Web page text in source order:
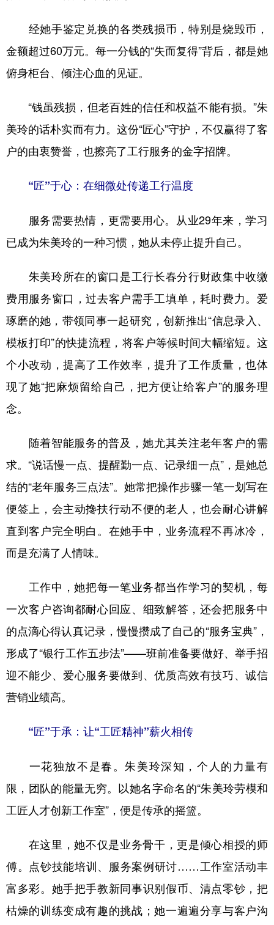
经她手鉴定兑换的各类残损币，特别是烧毁币，
金额超过60万元。每一分钱的“失而复得”背后，都是她
俯身柜台、倾注心血的见证。
“钱虽残损，但老百姓的信任和权益不能有损。”朱
美玲的话朴实而有力。这份“匠心”守护，不仅赢得了客
户的由衷赞誉，也擦亮了工行服务的金字招牌。
“匠”于心：在细微处传递工行温度
服务需要热情，更需要用心。从业29年来，学习
已成为朱美玲的一种习惯，她从未停止提升自己。
朱美玲所在的窗口是工行长春分行财政集中收缴
费用服务窗口，过去客户需手工填单，耗时费力。爱
琢磨的她，带领同事一起研究，创新推出“信息录入、
模板打印”的快捷流程，将客户等候时间大幅缩短。这
个小改动，提高了工作效率，提升了工作质量，也体
现了她“把麻烦留给自己，把方便让给客户”的服务理
念。
随着智能服务的普及，她尤其关注老年客户的需
求。“说话慢一点、提醒勤一点、记录细一点”，是她总
结的“老年服务三点法”。她常把操作步骤一笔一划写在
便签上，会主动搀扶行动不便的老人，也会耐心讲解
直到客户完全明白。在她手中，业务流程不再冰冷，
而是充满了人情味。
工作中，她把每一笔业务都当作学习的契机，每
一次客户咨询都耐心回应、细致解答，还会把服务中
的点滴心得认真记录，慢慢攒成了自己的“服务宝典”，
形成了“银行工作五步法”——班前准备要做好、举手招
迎不能少、爱心服务要做到、优质高效有技巧、诚信
营销业绩高。
“匠”于承：让“工匠精神”薪火相传
一花独放不是春。朱美玲深知，个人的力量有
限，团队的能量无穷。以她名字命名的“朱美玲劳模和
工匠人才创新工作室”，便是传承的摇篮。
在这里，她不仅是业务骨干，更是倾心相授的师
傅。点钞技能培训、服务案例研讨……工作室活动丰
富多彩。她手把手教新同事识别假币、清点零钞，把
枯燥的训练变成有趣的挑战；她一遍遍分享与客户沟